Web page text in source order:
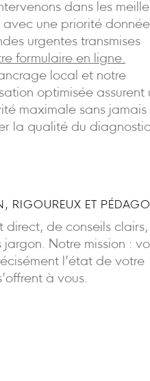
dans les
avec une priorité
urgentes transmises
formulaire en ligne.
local et notre
optimisée assurent
maximale sans jamais
la qualité du
RIGOUREUX ET
direct, de conseils
Notre mission :
l’état de votre
à vous.